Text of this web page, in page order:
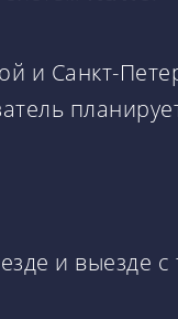
и Санкт-
и выезде с